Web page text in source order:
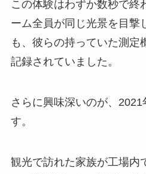
この体験はわずか数秒で終
ーム全員が同じ光景を目撃
も、彼らの持っていた測定
記録されていました。
さらに興味深いのが、
す。
観光で訪れた家族が工場内